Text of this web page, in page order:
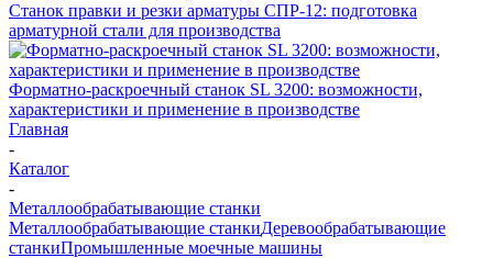
Станок правки и резки арматуры СПР-12: подготовка
арматурной стали для производства
Форматно-раскроечный станок SL 3200: возможности,
характеристики и применение в производстве
Главная
-
Каталог
-
Металлообрабатывающие станки
Металлообрабатывающие станкиДеревообрабатывающие
станкиПромышленные моечные машины